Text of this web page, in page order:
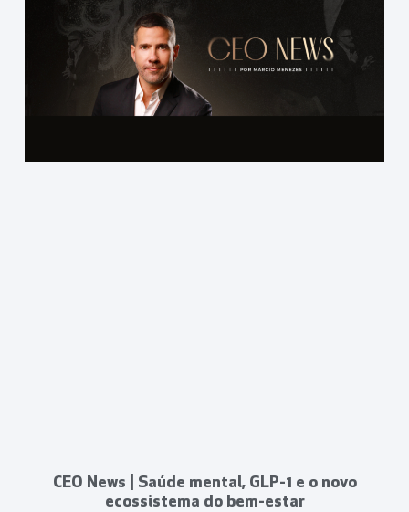
CEO News | Saúde mental, GLP-1 e o novo
ecossistema do bem-estar